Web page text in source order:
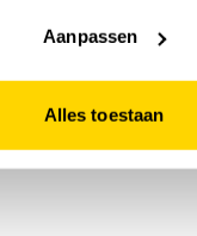
functioneert.
Aanpassen
Alles toestaan